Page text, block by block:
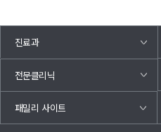
진료과
전문클리닉
패밀리 사이트